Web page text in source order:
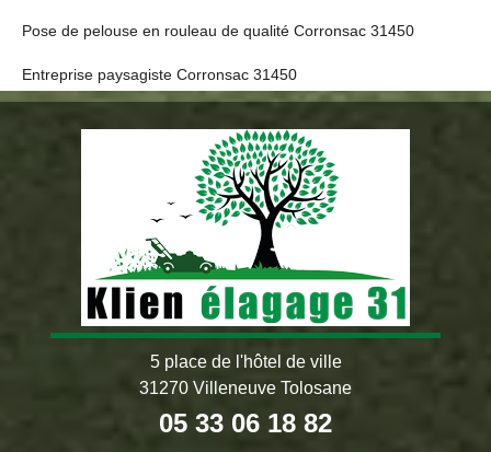
Pose de pelouse en rouleau de qualité Corronsac 31450
Entreprise paysagiste Corronsac 31450
5 place de l'hôtel de ville
31270 Villeneuve Tolosane
05 33 06 18 82